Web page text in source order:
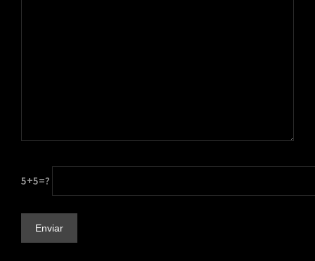
5+5=?